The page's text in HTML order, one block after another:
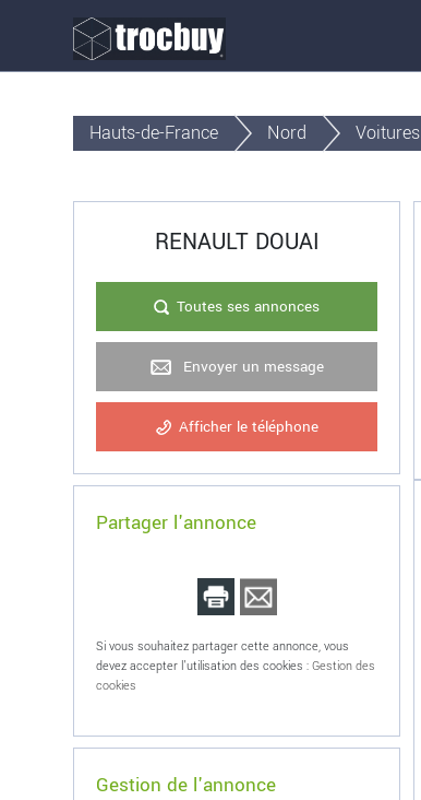
Hauts-de-France Nord Voitures
RENAULT DOUAI
Toutes ses annonces
Envoyer un message
Afficher le téléphone
Partager l'annonce
Si vous souhaitez partager cette annonce, vous
devez accepter l'utilisation des cookies :Gestion des
cookies
Gestion de l'annonce